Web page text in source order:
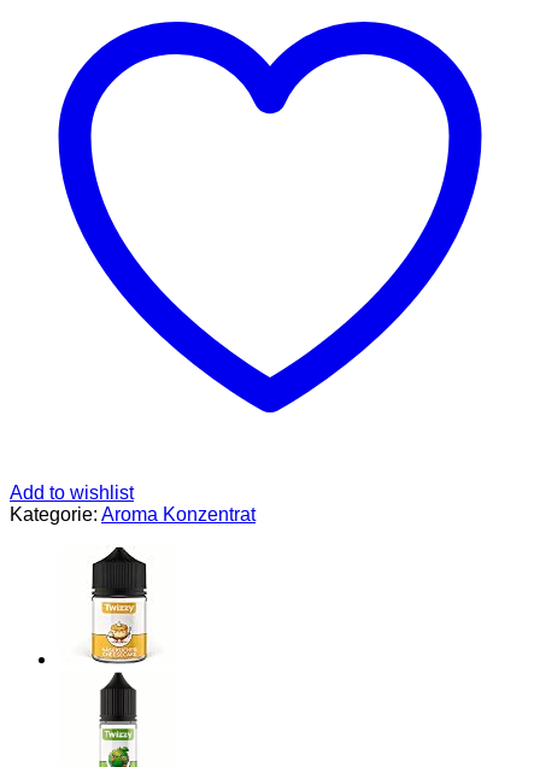
Konzentrat
Vegan
Sasami
10ml
Menge
Add to wishlist
Kategorie: Aroma Konzentrat